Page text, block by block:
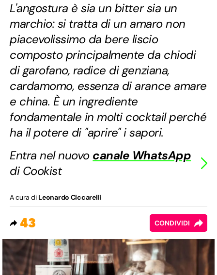
L'angostura è sia un bitter sia un
marchio: si tratta di un amaro non
piacevolissimo da bere liscio
composto principalmente da chiodi
di garofano, radice di genziana,
cardamomo, essenza di arance amare
e china. È un ingrediente
fondamentale in molti cocktail perché
ha il potere di "aprire" i sapori.
Entra nel nuovo canale WhatsApp
di Cookist
A cura di Leonardo Ciccarelli
43 CONDIVIDI